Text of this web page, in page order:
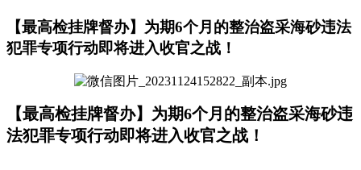
【最高检挂牌督办】为期6个月的整治盗采海砂违法
犯罪专项行动即将进入收官之战！
【最高检挂牌督办】为期6个月的整治盗采海砂违
法犯罪专项行动即将进入收官之战！